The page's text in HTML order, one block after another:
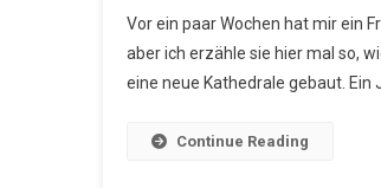
Vor ein paar Wochen hat mir ein
aber ich erzähle sie hier mal so,
eine neue Kathedrale gebaut. Ein
Continue Reading